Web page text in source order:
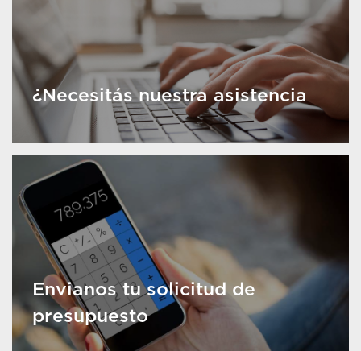
¿Necesitás nuestra asistencia
Envianos tu solicitud de
presupuesto